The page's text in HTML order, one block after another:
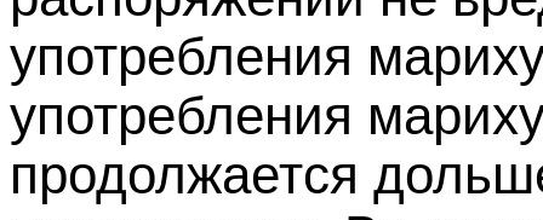
употребления
употребления
продолжается